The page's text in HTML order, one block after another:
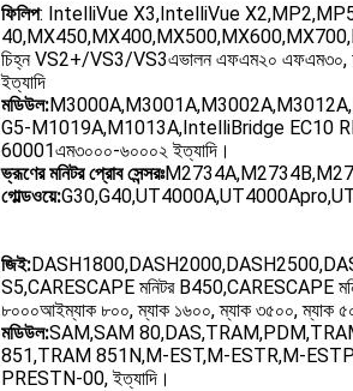
ফিলিপ: IntelliVue X3,IntelliVue
চিহ্ন VS2+/VS3/VS3এভালন এফএম২০ এফএম৩০,
ইত্যাদি
মডিউল:
G5-M1019A,M1013A,IntelliBridge EC10
60001এম৩০০০-৬০০০২ ইত্যাদি।
ভ্রূণের মনিটর প্রোব সেন্সরঃ
গোল্ডওয়ে:
জিই:
S5,CARESCAPE মনিটর B450,CARESCAPE
৮০০০আইম্যাক ৮০০, ম্যাক ১৬০০, ম্যাক ৩৫০০, ম্যাক
মডিউল:SAM,SAM
851,TRAM 851N,M-EST,M-ESTR,M-
PRESTN-00, ইত্যাদি।